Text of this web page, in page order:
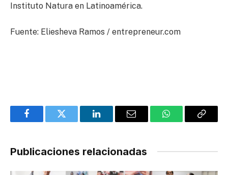
Instituto Natura en Latinoamérica.
Fuente: Eliesheva Ramos / entrepreneur.com
FacebookTwitter LinkedInEmail WhatsAppCopy
Publicaciones relacionadas